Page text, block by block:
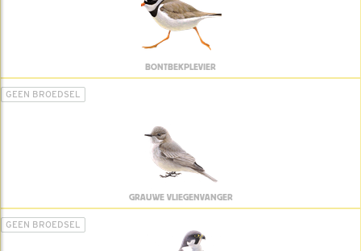
BONTBEKPLEVIER
GEEN BROEDSEL
GRAUWE VLIEGENVANGER
GEEN BROEDSEL